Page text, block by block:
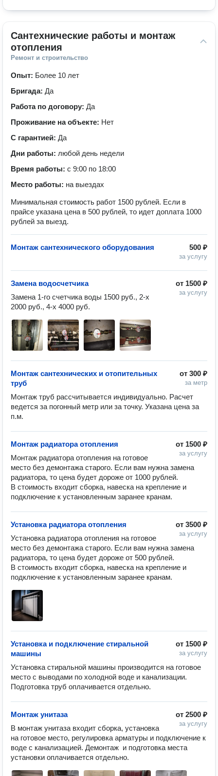
Сантехнические работы и монтаж
отопления
Ремонт и строительство
Опыт: Более 10 лет
Бригада: Да
Работа по договору: Да
Проживание на объекте: Нет
С гарантией: Да
Дни работы: любой день недели
Время работы: с 9:00 по 18:00
Место работы: на выездах
Минимальная стоимость работ 1500 рублей. Если в
прайсе указана цена в 500 рублей, то идет доплата 1000
рублей за выезд.
500 ₽
за услугу
Монтаж сантехнического оборудования
от 1500 ₽
за услугу
Замена водосчетчика
Замена 1-го счетчика воды 1500 руб., 2-х
2000 руб., 4-х 4000 руб.
от 300 ₽
за метр
Монтаж сантехнических и отопительных
труб
Монтаж труб рассчитывается индивидуально. Расчет
ведется за погонный метр или за точку. Указана цена за
п.м.
от 1500 ₽
за услугу
Монтаж радиатора отопления
Монтаж радиатора отопления на готовое
место без демонтажа старого. Если вам нужна замена
радиатора, то цена будет дороже от 1000 рублей.
В стоимость входит сборка, навеска на крепление и
подключение к установленным заранее кранам.
от 3500 ₽
за услугу
Установка радиатора отопления
Установка радиатора отопления на готовое
место без демонтажа старого. Если вам нужна замена
радиатора, то цена будет дороже от 500 рублей.
В стоимость входит сборка, навеска на крепление и
подключение к установленным заранее кранам.
от 1500 ₽
за услугу
Установка и подключение стиральной
машины
Установка стиральной машины производится на готовое
место с выводами по холодной воде и канализации.
Подготовка труб оплачивается отдельно.
от 2500 ₽
за услугу
Монтаж унитаза
В монтаж унитаза входит сборка, установка
на готовое место, регулировка арматуры и подключение к
воде с канализацией. Демонтаж  и подготовка места
установки оплачивается отдельно.